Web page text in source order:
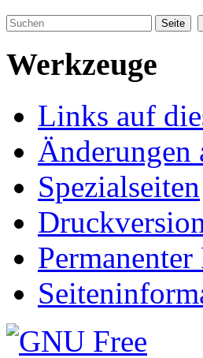
Werkzeuge
Links auf
Änderungen
Spezialseiten